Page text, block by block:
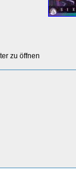
zu öffnen